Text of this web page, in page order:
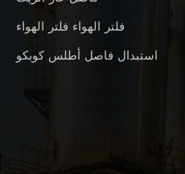
فلتر الهواء فلتر الهواء
استبدال فاصل أطلس كوبكو